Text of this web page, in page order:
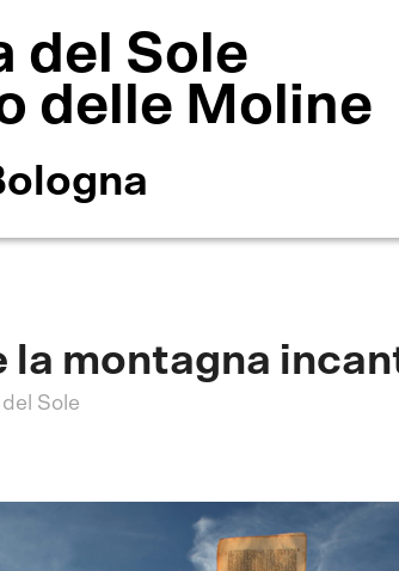
del Sole
delle Moline
la montagna
Sole